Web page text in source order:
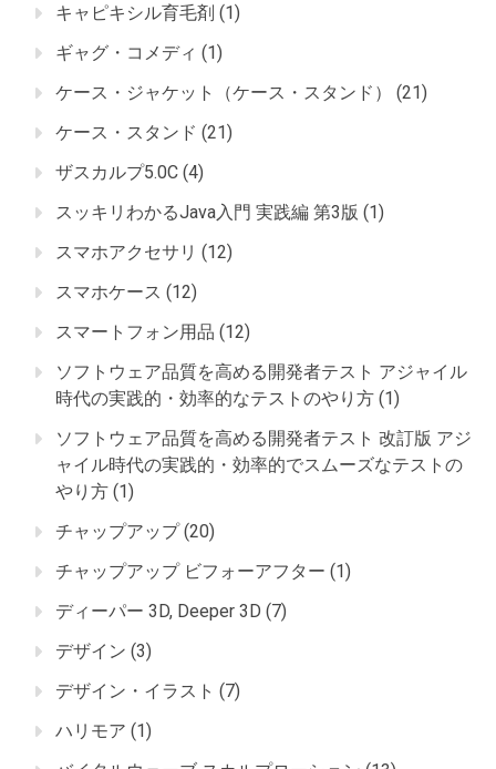
キャピキシル育毛剤 (1)
ギャグ・コメディ (1)
ケース・ジャケット（ケース・スタンド）
(21)
ケース・スタンド (21)
ザスカルプ5.0C (4)
スッキリわかるJava入門 実践編 第3版 (1)
スマホアクセサリ (12)
スマホケース (12)
スマートフォン用品 (12)
ソフトウェア品質を高める開発者テスト アジャイル
時代の実践的・効率的なテストのやり方 (1)
ソフトウェア品質を高める開発者テスト 改訂版 アジ
ャイル時代の実践的・効率的でスムーズなテストの
やり方 (1)
チャップアップ(20)
チャップアップ ビフォーアフター (1)
ディーパー 3D, Deeper 3D (7)
デザイン (3)
デザイン・イラスト (7)
ハリモア (1)